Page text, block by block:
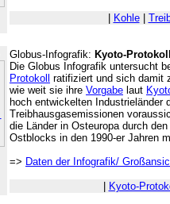
Kohle|
Globus-Infografik: Kyoto-
Die Globus Infografik untersucht
Protokoll
ratifiziert und sich damit
wie weit sie ihre Vorgabe laut
hoch entwickelten Industrieländer
Treibhausgasemissionen
die Länder in Osteuropa durch
Ostblocks in den 1990-er Jahren
=> Daten der Infografik/
Kyoto-